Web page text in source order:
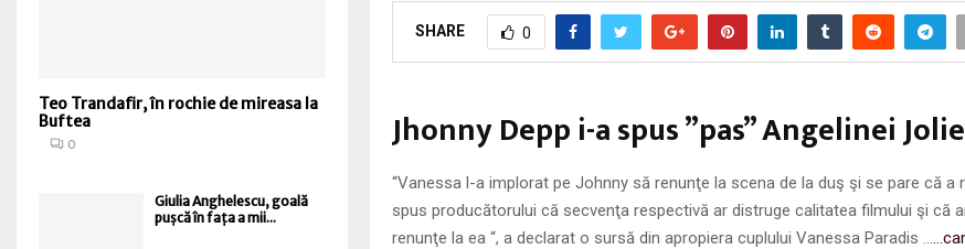
SHARE 0
Jhonny Depp i-a spus ”pas” Angelinei Jolie
“Vanessa l-a implorat pe Johnny să renunţe la scena de la duş şi se pare că a
spus producătorului că secvenţa respectivă ar distruge calitatea filmului şi că
renunţe la ea “, a declarat o sursă din apropiera cuplului Vanessa Paradis …
Teo Trandafir, în rochie de mireasa la
Buftea
0
Giulia Anghelescu, goală
pușcă în fața a mii...